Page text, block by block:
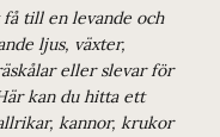
till en levande och
ljus, växter,
eller slevar för
kan du hitta ett
kannor, krukor